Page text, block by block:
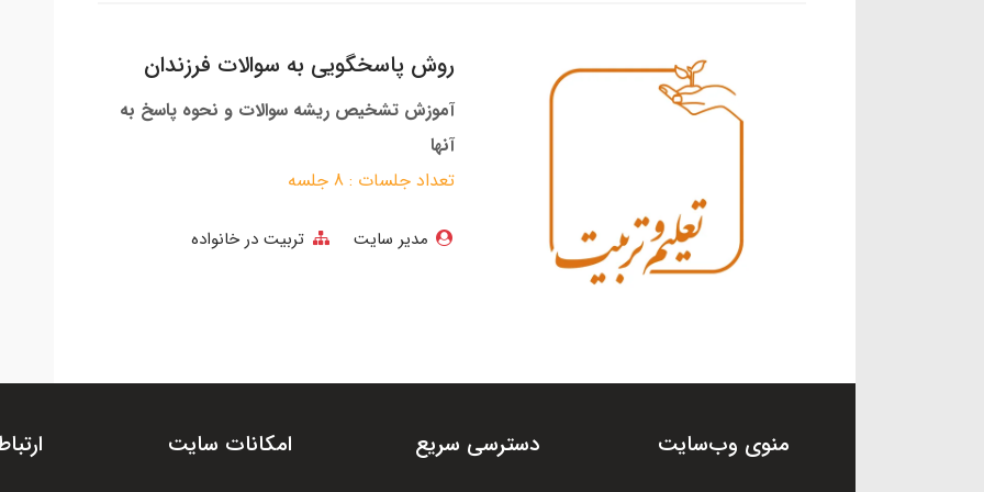
روش پاسخگویی به سوالات فرزندان
آموزش تشخیص ریشه سوالات و نحوه پاسخ به
آنها
تعداد جلسات : 8 جلسه
مدیر سایت تربیت در خانواده
منوی وب‌سایت دسترسی سریع امکانات سایت